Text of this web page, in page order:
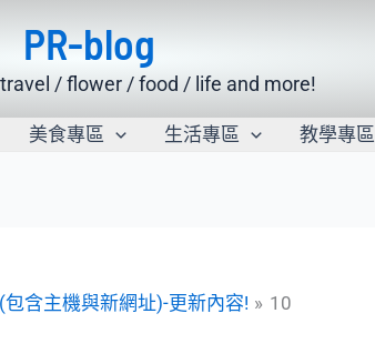
PR-blog
/ flower / food / life and more!
美食專區 生活專區 教學專區
含主機與新網址)-更新內容! 10